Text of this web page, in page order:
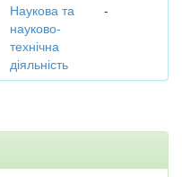
Наукова та
науково-
технічна
діяльність
-